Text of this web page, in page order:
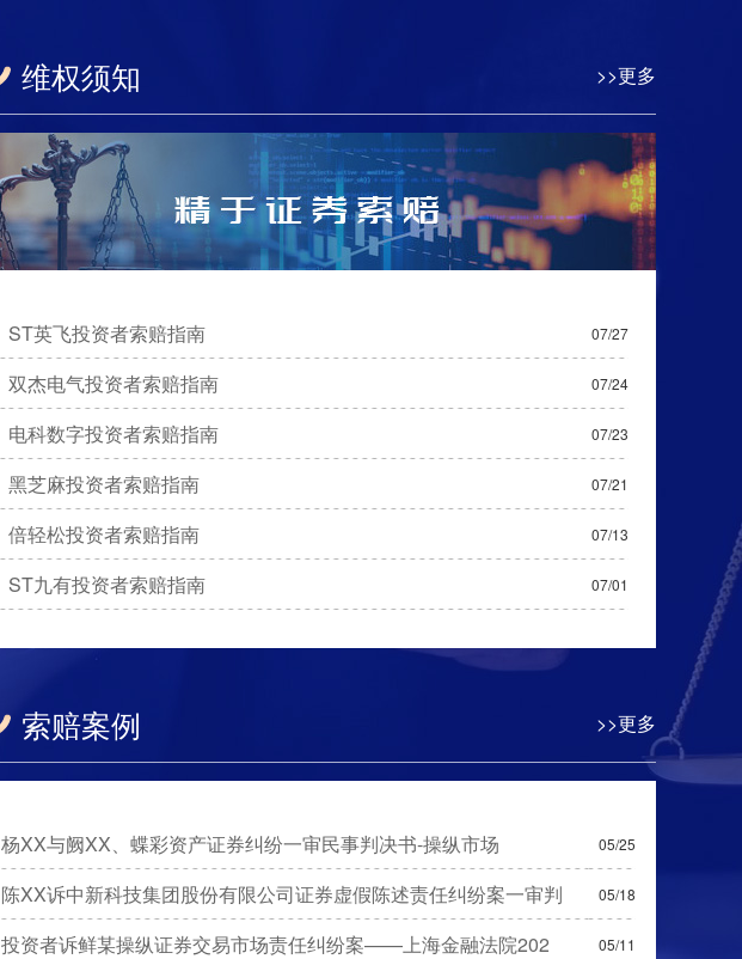
维权须知 >>更多
ST英飞投资者索赔指南 07/27
双杰电气投资者索赔指南 07/24
电科数字投资者索赔指南 07/23
黑芝麻投资者索赔指南 07/21
倍轻松投资者索赔指南 07/13
ST九有投资者索赔指南 07/01
索赔案例 >>更多
杨XX与阙XX、蝶彩资产证券纠纷一审民事判决书-操纵市场 05/25
陈XX诉中新科技集团股份有限公司证券虚假陈述责任纠纷案一审判 05/18
投资者诉鲜某操纵证券交易市场责任纠纷案——上海金融法院202 05/11